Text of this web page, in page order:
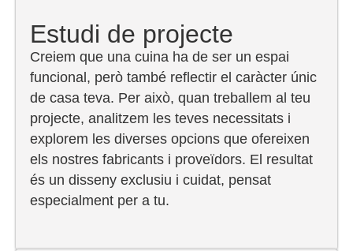
Estudi de projecte
Creiem que una cuina ha de ser un espai
funcional, però també reflectir el caràcter únic
de casa teva. Per això, quan treballem al teu
projecte, analitzem les teves necessitats i
explorem les diverses opcions que ofereixen
els nostres fabricants i proveïdors. El resultat
és un disseny exclusiu i cuidat, pensat
especialment per a tu.